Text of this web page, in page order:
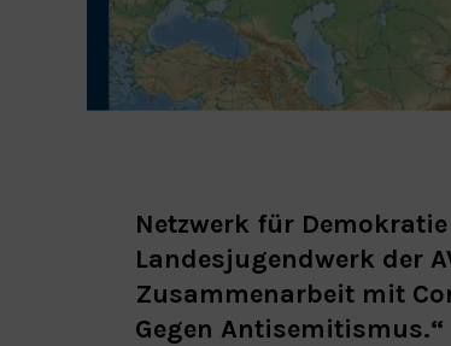
Netzwerk für
Landesjugendwerk der
Zusammenarbeit mit
Gegen